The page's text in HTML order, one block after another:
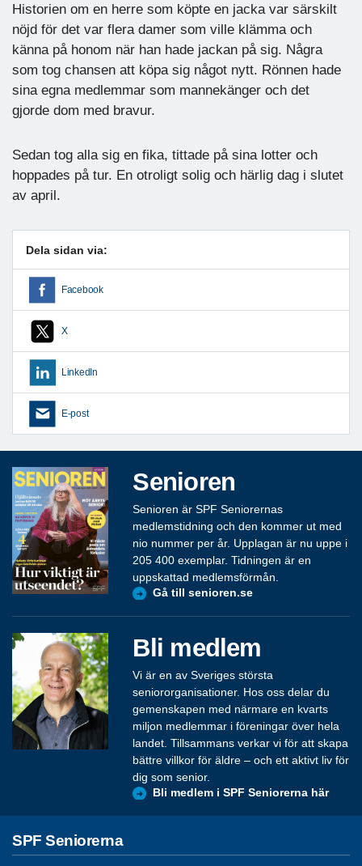
Historien om en herre som köpte en jacka var särskilt
nöjd för det var flera damer som ville klämma och
känna på honom när han hade jackan på sig. Några
som tog chansen att köpa sig något nytt. Rönnen hade
sina egna medlemmar som mannekänger och det
gjorde dom med bravur.
Sedan tog alla sig en fika, tittade på sina lotter och
hoppades på tur. En otroligt solig och härlig dag i slutet
av april.
Dela sidan via:
Facebook
X
LinkedIn
E-post
Senioren
Senioren är SPF Seniorernas
medlemstidning och den kommer ut med
nio nummer per år. Upplagan är nu uppe i
205 400 exemplar. Tidningen är en
uppskattad medlemsförmån.
Gå till senioren.se
Bli medlem
Vi är en av Sveriges största
seniororganisationer. Hos oss delar du
gemenskapen med närmare en kvarts
miljon medlemmar i föreningar över hela
landet. Tillsammans verkar vi för att skapa
bättre villkor för äldre – och ett aktivt liv för
dig som senior.
Bli medlem i SPF Seniorerna här
SPF Seniorerna